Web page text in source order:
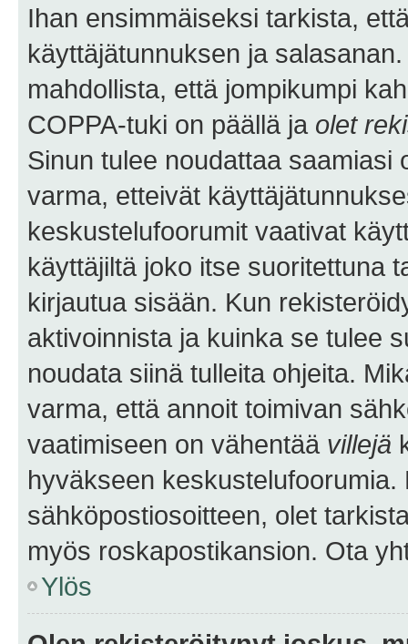
Ihan ensimmäiseksi tarkista,
käyttäjätunnuksen ja
mahdollista, että jompikumpi
COPPA-tuki on päällä ja olet
Sinun tulee noudattaa saamiasi
varma, etteivät
keskustelufoorumit vaativat
käyttäjiltä joko itse suoritettuna
kirjautua sisään. Kun
aktivoinnista ja kuinka se tulee
noudata siinä tulleita ohjeita.
varma, että annoit toimivan
vaatimiseen on vähentää villejä
hyväkseen
sähköpostiosoitteen, olet
myös roskapostikansion. Ota
Ylös